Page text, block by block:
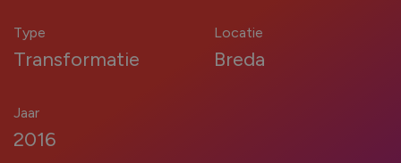
kozijnen?
Inclusief montage
Type
Transformatie
Locatie
Breda
Jaar
2016